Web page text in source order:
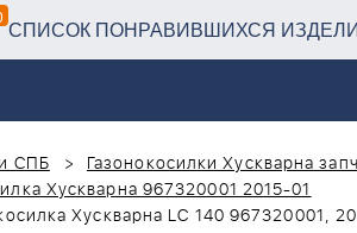
СПИСОК ПОНРАВИВШИХСЯ
СПБ
Газонокосилки Хускварна
Хускварна 967320001 2015-01
Хускварна LC 140 967320001,